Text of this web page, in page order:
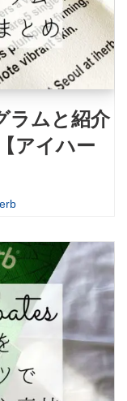
ラムと紹介
アイハー